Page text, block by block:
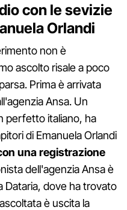
con le sevizie
Orlandi
non è
ascolto risale a poco
Prima è arrivata
Ansa. Un
perfetto italiano, ha
di Emanuela Orlandi
una registrazione
dell'agenzia Ansa è
Dataria, dove ha trovato
è uscita la